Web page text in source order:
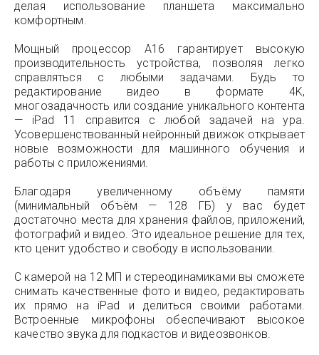
делая использование планшета максимально
комфортным.
Мощный процессор A16 гарантирует высокую
производительность устройства, позволяя легко
справляться с любыми задачами. Будь то
редактирование видео в формате 4K,
многозадачность или создание уникального контента
— iPad 11 справится с любой задачей на ура.
Усовершенствованный нейронный движок открывает
новые возможности для машинного обучения и
работы с приложениями.
Благодаря увеличенному объёму памяти
(минимальный объём — 128 ГБ) у вас будет
достаточно места для хранения файлов, приложений,
фотографий и видео. Это идеальное решение для тех,
кто ценит удобство и свободу в использовании.
С камерой на 12 МП и стереодинамиками вы сможете
снимать качественные фото и видео, редактировать
их прямо на iPad и делиться своими работами.
Встроенные микрофоны обеспечивают высокое
качество звука для подкастов и видеозвонков.